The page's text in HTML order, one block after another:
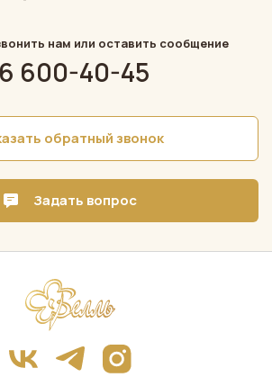
нам или оставить сообщение
600-40-45
обратный звонок
Задать вопрос